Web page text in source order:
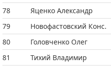
78
Яценко Александр
79
Новофастовский Конс.
80
Головченко Олег
81
Тихий Владимир